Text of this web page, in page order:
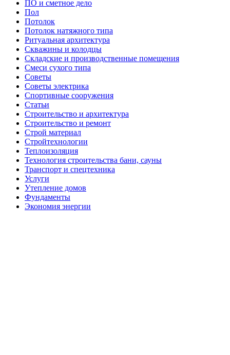
ПО и сметное дело
Пол
Потолок
Потолок натяжного типа
Ритуальная архитектура
Скважины и колодцы
Складские и производственные помещения
Смеси сухого типа
Советы
Советы электрика
Спортивные сооружения
Статьи
Строительство и архитектура
Строительство и ремонт
Строй материал
Стройтехнологии
Теплоизоляция
Технология строительства бани, сауны
Транспорт и спецтехника
Услуги
Утепление домов
Фундаменты
Экономия энергии